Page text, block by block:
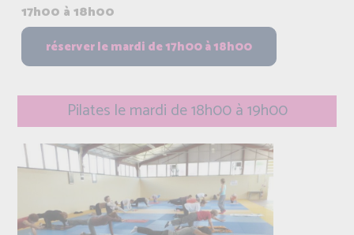
17h00 à 18h00
Pilates le mardi de 18h00 à 19h00